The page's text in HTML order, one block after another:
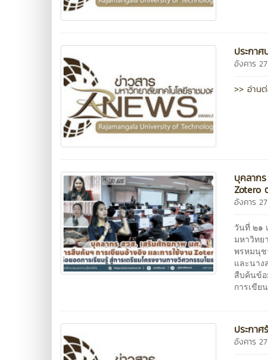
ประกา
อังคาร
>> อ่าน
บุคลาก
Zotero
อังคาร
วันที่ ๒๑
มหาวิทย
พรหมนุช
และนาง
สืบค้นข้อ
การเขีย
ประกา
อังคาร